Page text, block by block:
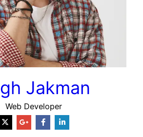
Jakman
Web Developer